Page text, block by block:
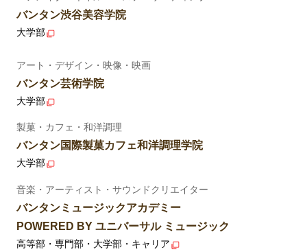
バンタン渋谷美容学院
大学部
アート・デザイン・映像・映画
バンタン芸術学院
大学部
製菓・カフェ・和洋調理
バンタン国際製菓カフェ和洋調理学院
大学部
音楽・アーティスト・サウンドクリエイター
バンタンミュージックアカデミー
POWERED BY ユニバーサル ミュージック
高等部・専門部・大学部・キャリア